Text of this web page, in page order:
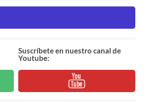
Suscríbete en nuestro canal de
Youtube: